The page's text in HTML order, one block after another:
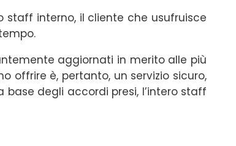
interno, il cliente che usufruisce
aggiornati in merito alle più
offrire è, pertanto, un servizio sicuro,
degli accordi presi, l’intero staff